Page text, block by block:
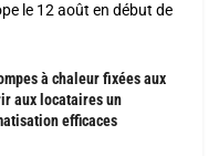
le 12 août en début de
à chaleur fixées aux
aux locataires un
efficaces